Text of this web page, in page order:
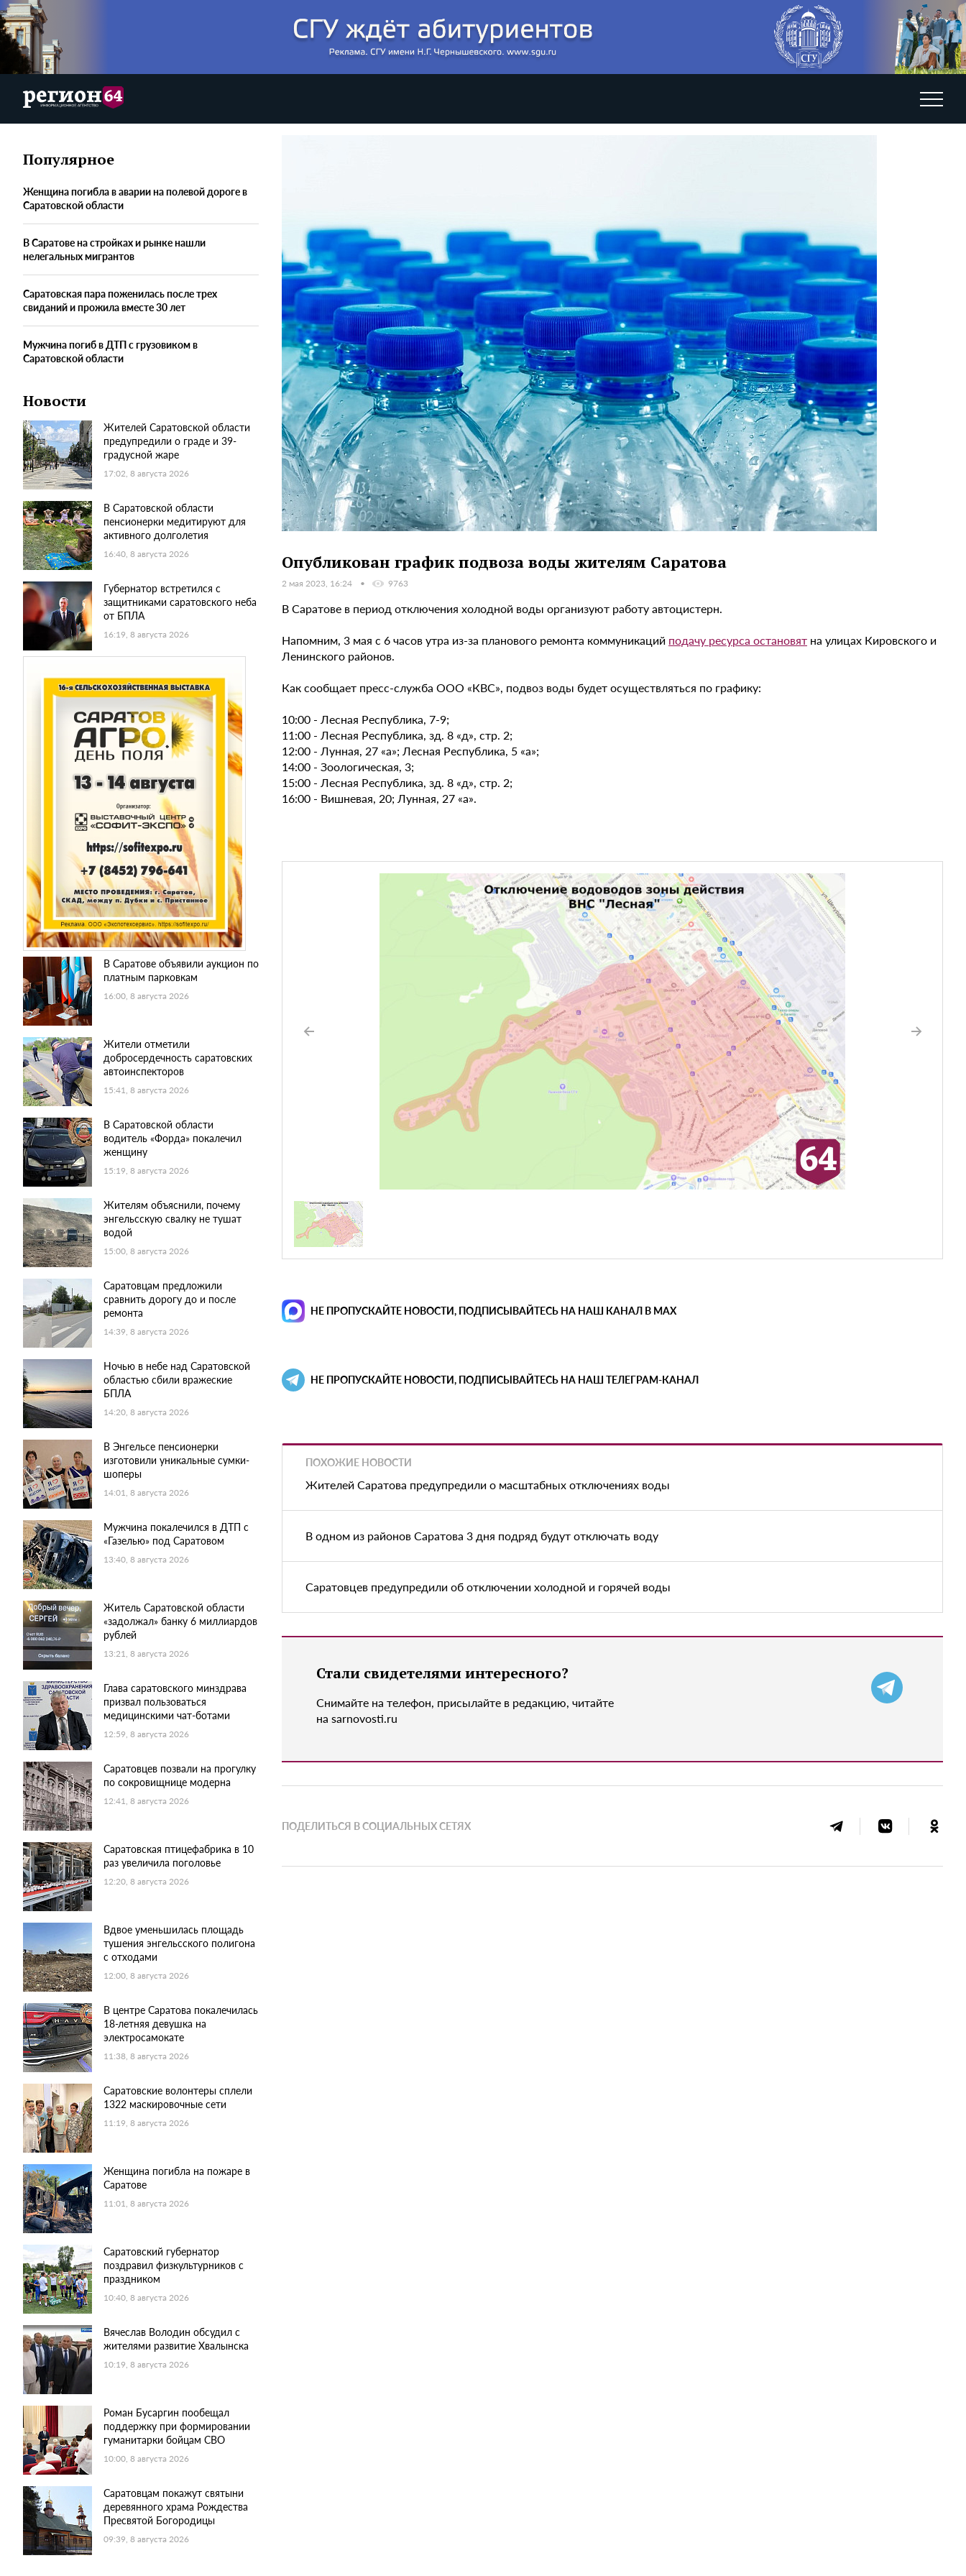
Популярное
Женщина погибла в аварии на полевой дороге в
Саратовской области
В Саратове на стройках и рынке нашли
нелегальных мигрантов
Саратовская пара поженилась после трех
свиданий и прожила вместе 30 лет
Мужчина погиб в ДТП с грузовиком в
Саратовской области
Новости
Жителей Саратовской области
предупредили о граде и 39-
градусной жаре
17:02, 8 августа 2026
В Саратовской области
пенсионерки медитируют для
активного долголетия
16:40, 8 августа 2026
Губернатор встретился с
защитниками саратовского неба
от БПЛА
16:19, 8 августа 2026
В Саратове объявили аукцион по
платным парковкам
16:00, 8 августа 2026
Жители отметили
добросердечность саратовских
автоинспекторов
15:41, 8 августа 2026
В Саратовской области
водитель «Форда» покалечил
женщину
15:19, 8 августа 2026
Жителям объяснили, почему
энгельсскую свалку не тушат
водой
15:00, 8 августа 2026
Саратовцам предложили
сравнить дорогу до и после
ремонта
14:39, 8 августа 2026
Ночью в небе над Саратовской
областью сбили вражеские
БПЛА
14:20, 8 августа 2026
В Энгельсе пенсионерки
изготовили уникальные сумки-
шоперы
14:01, 8 августа 2026
Мужчина покалечился в ДТП с
«Газелью» под Саратовом
13:40, 8 августа 2026
Житель Саратовской области
«задолжал» банку 6 миллиардов
рублей
13:21, 8 августа 2026
Глава саратовского минздрава
призвал пользоваться
медицинскими чат-ботами
12:59, 8 августа 2026
Саратовцев позвали на прогулку
по сокровищнице модерна
12:41, 8 августа 2026
Саратовская птицефабрика в 10
раз увеличила поголовье
12:20, 8 августа 2026
Вдвое уменьшилась площадь
тушения энгельсского полигона
с отходами
12:00, 8 августа 2026
В центре Саратова покалечилась
18-летняя девушка на
электросамокате
11:38, 8 августа 2026
Саратовские волонтеры сплели
1322 маскировочные сети
11:19, 8 августа 2026
Женщина погибла на пожаре в
Саратове
11:01, 8 августа 2026
Саратовский губернатор
поздравил физкультурников с
праздником
10:40, 8 августа 2026
Вячеслав Володин обсудил с
жителями развитие Хвалынска
10:19, 8 августа 2026
Роман Бусаргин пообещал
поддержку при формировании
гуманитарки бойцам СВО
10:00, 8 августа 2026
Саратовцам покажут святыни
деревянного храма Рождества
Пресвятой Богородицы
09:39, 8 августа 2026
Опубликован график подвоза воды жителям Саратова
2 мая 2023, 16:24 9763
В Саратове в период отключения холодной воды организуют работу автоцистерн.
Напомним, 3 мая с 6 часов утра из-за планового ремонта коммуникаций подачу ресурса остановят на улицах Кировского и
Ленинского районов.
Как сообщает пресс-служба ООО «КВС», подвоз воды будет осуществляться по графику:
10:00 - Лесная Республика, 7-9;
11:00 - Лесная Республика, зд. 8 «д», стр. 2;
12:00 - Лунная, 27 «а»; Лесная Республика, 5 «а»;
14:00 - Зоологическая, 3;
15:00 - Лесная Республика, зд. 8 «д», стр. 2;
16:00 - Вишневая, 20; Лунная, 27 «а».
НЕ ПРОПУСКАЙТЕ НОВОСТИ, ПОДПИСЫВАЙТЕСЬ НА НАШ КАНАЛ В MAX
НЕ ПРОПУСКАЙТЕ НОВОСТИ, ПОДПИСЫВАЙТЕСЬ НА НАШ ТЕЛЕГРАМ-КАНАЛ
ПОХОЖИЕ НОВОСТИ
Жителей Саратова предупредили о масштабных отключениях воды
В одном из районов Саратова 3 дня подряд будут отключать воду
Саратовцев предупредили об отключении холодной и горячей воды
Стали свидетелями интересного?
Снимайте на телефон, присылайте в редакцию, читайте
на sarnovosti.ru
ПОДЕЛИТЬСЯ В СОЦИАЛЬНЫХ СЕТЯХ